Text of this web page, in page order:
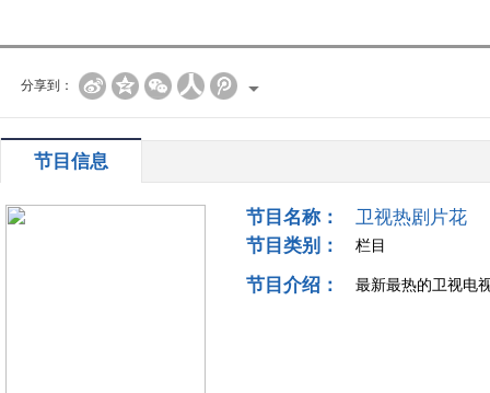
分享到：
节目信息
节目名称：
卫视热剧片花
节目类别：
栏目
节目介绍： 最新最热的卫视电